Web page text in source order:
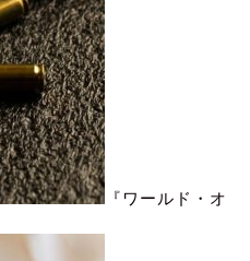
『ワールド・オ